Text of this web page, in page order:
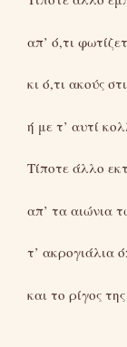
απ’ ό,τι
κι ό,τι ακούς
ή με τ’ αυτί
Τίποτε άλλο
απ’ τα αιώνια
τ’ ακρογιάλια
και το ρίγος